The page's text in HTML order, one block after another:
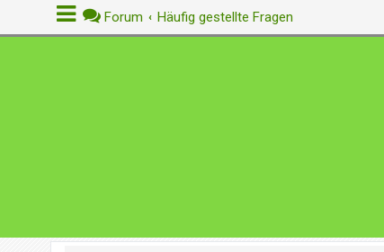
Forum Häufig gestellte Fragen